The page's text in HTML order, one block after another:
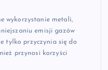
wykorzystanie metali,
emisji gazów
tylko przyczynia się do
przynosi korzyści